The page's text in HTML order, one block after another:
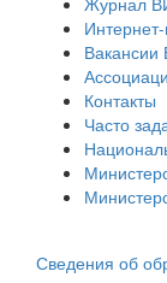
Контакты
Часто
Сведения об